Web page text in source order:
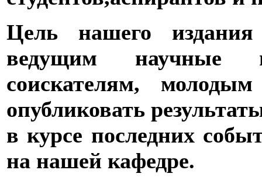
Цель нашего издания
ведущим научные
соискателям,
опубликовать
в курсе последних
на нашей кафедре.